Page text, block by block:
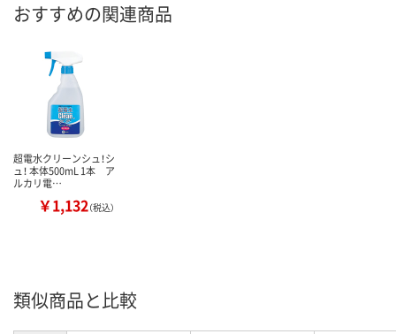
おすすめの関連商品
超電水クリーンシュ！シ
ュ！ 本体500mL 1本 ア
ルカリ電…
￥1,132（税込）
類似商品と比較